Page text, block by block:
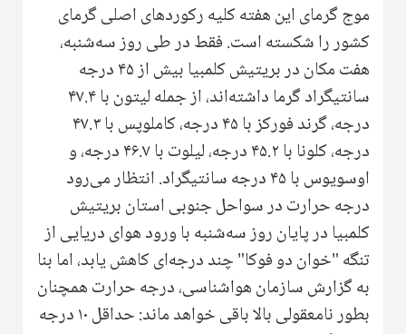
موج گرمای این هفته کلیه رکوردهای اصلی گرمای
کشور را شکسته است. فقط در طی روز سه‌شنبه،
هفت مکان در بریتیش کلمبیا بیش از ۴۵ درجه
سانتیگراد گرما داشته‌اند، از جمله لیتون با ۴۷.۴
درجه، گرند فورکز با ۴۵ درجه، کاملوپس با ۴۷.۳
درجه، کلونا با ۴۵.۲ درجه، لیلوت با ۴۶.۷ درجه، و
اوسویوس با ۴۵ درجه سانتیگراد. انتظار می‌رود
درجه حرارت در سواحل جنوبی استان بریتیش
کلمبیا در پایان روز سه‌شنبه با ورود هوای دریایی از
تنگه "خوان دو فوکا" چند درجه‌ای کاهش یابد، اما بنا
به گزارش سازمان هواشناسی، درجه حرارت همچنان
بطور نامعقولی بالا باقی خواهد ماند: حداقل ۱۰ درجه